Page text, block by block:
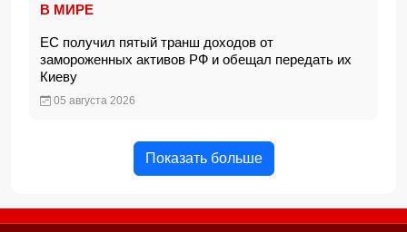
В МИРЕ
ЕС получил пятый транш доходов от
замороженных активов РФ и обещал передать их
Киеву
05 августа 2026
Показать больше